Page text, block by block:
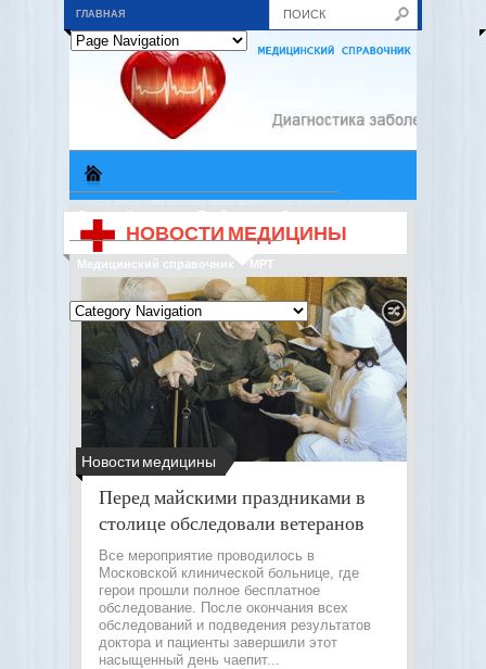
ГЛАВНАЯ
О нас Контакты Прайс-лист Дисконт
Медицинский справочник МРТ
НОВОСТИ МЕДИЦИНЫ
Новости медицины
Перед майскими праздниками в
столице обследовали ветеранов
Все мероприятие проводилось в
Московской клинической больнице, где
герои прошли полное бесплатное
обследование. После окончания всех
обследований и подведения результатов
доктора и пациенты завершили этот
насыщенный день чаепит...